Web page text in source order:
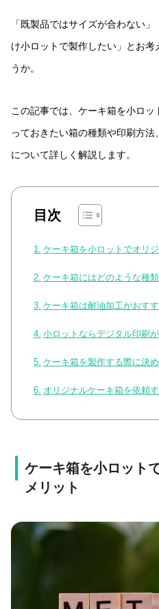
「既製品ではサイズが合わない
け小ロットで製作したい」とお考
うか。
この記事では、ケーキ箱を小ロ
っておきたい箱の種類や印刷方
について詳しく解説します。
目次
ケーキ箱を小ロットでオリ
ケーキ箱にはどのような種
ケーキ箱は耐油加工がおす
小ロットならデジタル印刷
ケーキ箱を製作する際に決
オリジナルケーキ箱を依頼
ケーキ箱を小ロット
メリット